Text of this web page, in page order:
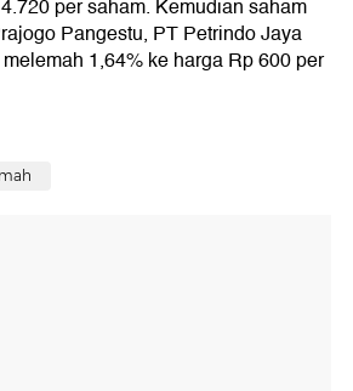
per saham. Kemudian saham
Pangestu, PT Petrindo Jaya
1,64% ke harga Rp 600 per